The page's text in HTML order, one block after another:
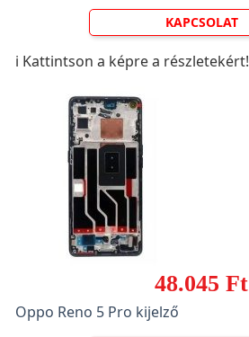
KAPCSOLAT
ℹ️ Kattintson a képre a részletekért!
48.045 Ft
Oppo Reno 5 Pro kijelző